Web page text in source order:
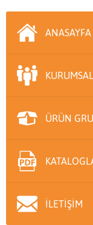
ANASAYFA
KURUMSAL
ÜRÜN
İLETİŞİM